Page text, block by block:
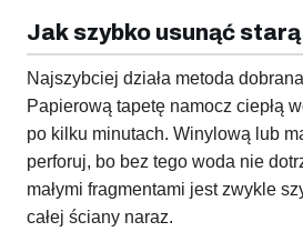
Jak szybko usunąć
Najszybciej działa metoda
Papierową tapetę namocz ciepłą
po kilku minutach. Winylową lub
perforuj, bo bez tego woda nie
małymi fragmentami jest zwykle
całej ściany naraz.